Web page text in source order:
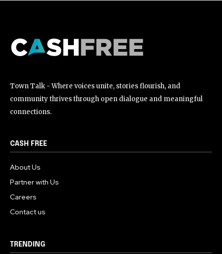
Town Talk - Where voices unite, stories flourish, and
community thrives through open dialogue and meaningful
connections.
CASH FREE
About Us
Partner with Us
Careers
Contact us
TRENDING